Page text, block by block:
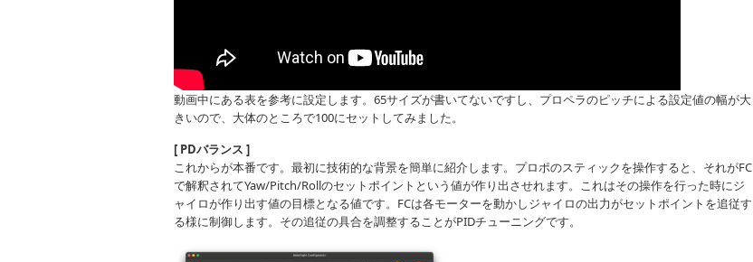
動画中にある表を参考に設定します。65サイズが書いてないですし、プロペラのピッチによる設定値の幅が大
きいので、大体のところで100にセットしてみました。
[ PDバランス ]
これからが本番です。最初に技術的な背景を簡単に紹介します。プロポのスティックを操作すると、それがFC
で解釈されてYaw/Pitch/Rollのセットポイントという値が作り出させれます。これはその操作を行った時にジ
ャイロが作り出す値の目標となる値です。FCは各モーターを動かしジャイロの出力がセットポイントを追従す
る様に制御します。その追従の具合を調整することがPIDチューニングです。